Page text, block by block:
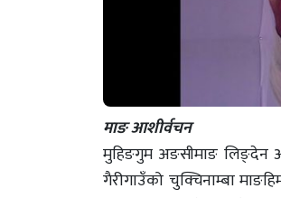
माङ आशीर्वचन
मुहिङगुम अङसीमाङ लिङ्देन
गैरीगाउँको चुक्चिनाम्बा